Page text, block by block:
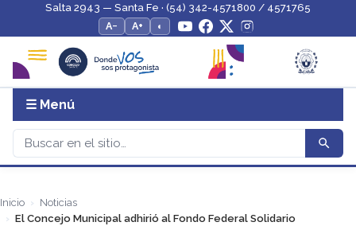
Salta 2943 — Santa Fe · (54) 342-4571800 / 4571765
A−
A+ ◐
☰ Menú
Inicio
Noticias
El Concejo Municipal adhirió al Fondo Federal Solidario